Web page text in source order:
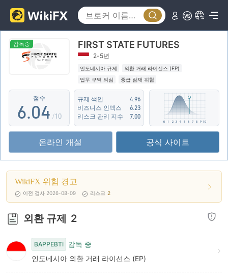
감독중 FIRST STATE FUTURES
2-5년
인도네시아 규제
외환 거래 라이선스 (EP)
업무 구역 의심
중급 잠재 위험
점수
1
2
3
5
6
7
8
9
.0
1
2
3
4
5
6
7
0
1
3
4
5
6
7
8
9
/10
규제 색인
4.96
비즈니스 인덱스
6.23
리스크 관리 지수
7.00
온라인 개설 공식 사이트
WikiFX 위험 경고
이전 검사 2026-08-09 리스크 2
외환 규제 2
BAPPEBTI
감독 중
인도네시아 외환 거래 라이선스 (EP)